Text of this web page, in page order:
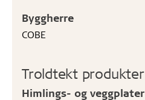
Byggherre
COBE
Troldtekt produkter
Himlings- og veggplater